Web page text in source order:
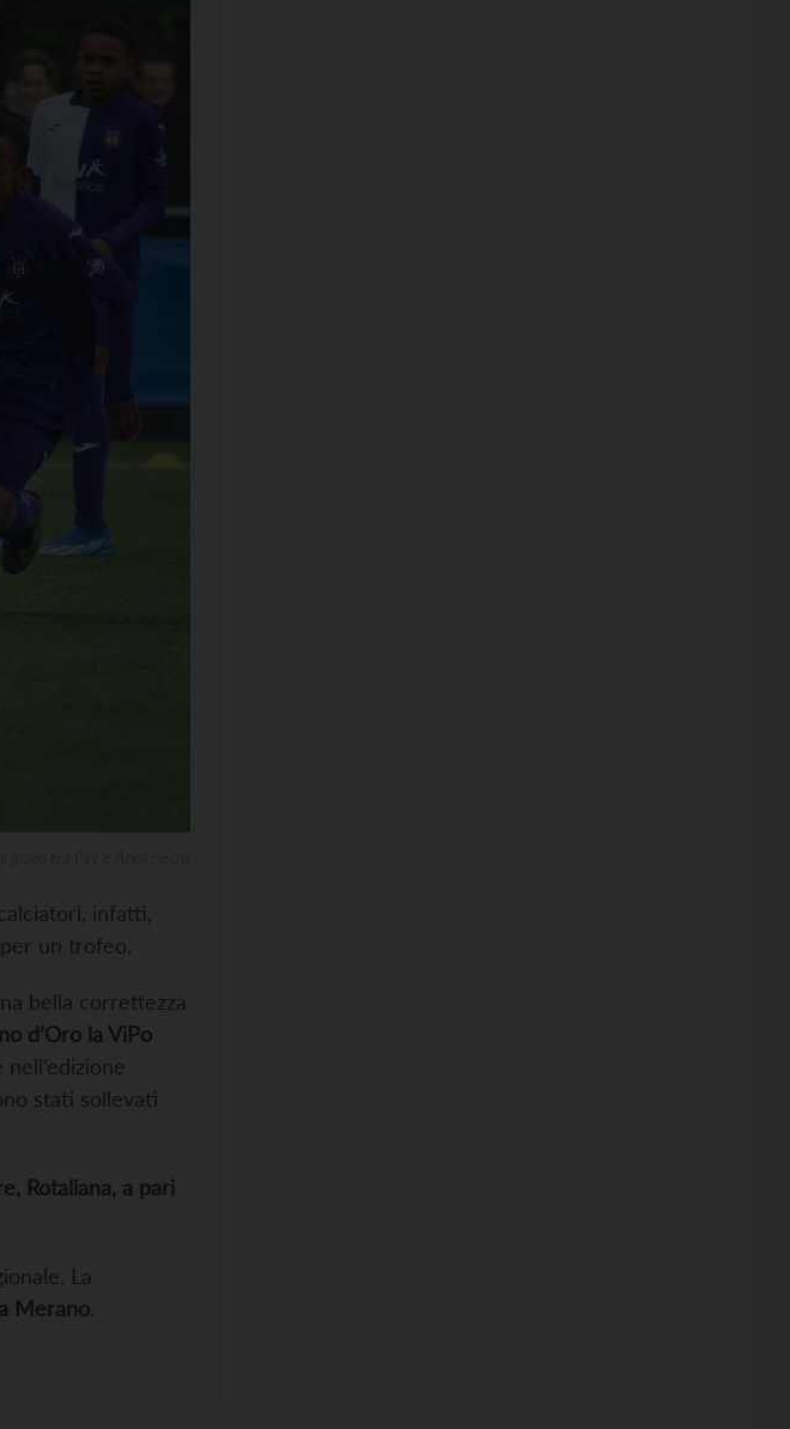
infatti,
un trofeo.
bella correttezza
d’Oro la ViPo
nell’edizione
stati sollevati
Rotaliana, a pari
La
Merano.